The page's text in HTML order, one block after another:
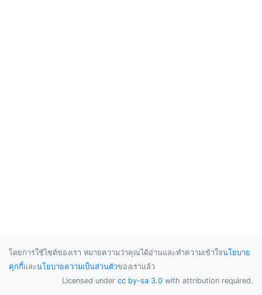
โดยการใช้ไซต์ของเรา หมายความว่าคุณได้อ่านและทำความเข้าใจนโยบาย
คุกกี้และนโยบายความเป็นส่วนตัวของเราแล้ว
Licensed under cc by-sa 3.0 with attribution required.